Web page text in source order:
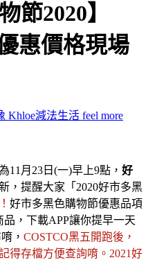
節2020】
惠價格現場
Khloe減法生活 feel more
11月23日(一)早上9點， 好
，提醒大家「2020好市多黑
好市多黑色購物節優惠品項
，下載APP讓你提早一天
， COSTCO黑五開跑後，
得存檔方便查詢唷。2021好